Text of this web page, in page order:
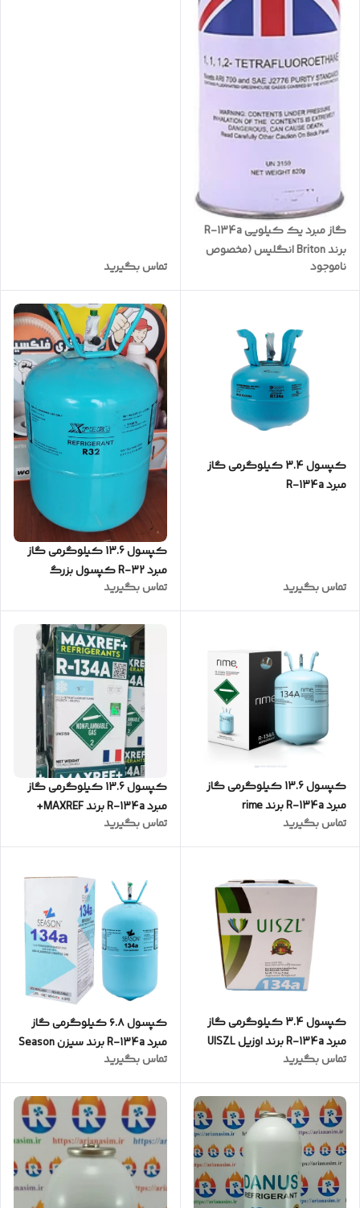
گاز مبرد یک کیلویی R-134a
برند Briton انگلیس (مخصوص
کولر و یخچال های خارجی)
ناموجود تماس بگیرید
کپسول 3.4 کیلوگرمی گاز
مبرد R-134a
تماس بگیرید
کپسول 13.6 کیلوگرمی گاز
مبرد R-32 کپسول بزرگ
تماس بگیرید
کپسول 13.6 کیلوگرمی گاز
مبرد R-134a برند rime
تماس بگیرید
کپسول 13.6 کیلوگرمی گاز
مبرد R-134a برند MAXREF+
تحت لیسانس فرانسه
تماس بگیرید
کپسول 3.4 کیلوگرمی گاز
مبرد R-134a برند اوزیل UISZL
تماس بگیرید
کپسول ۶.۸ کیلوگرمی گاز
مبرد R-134a برند سیزن Season
تماس بگیرید